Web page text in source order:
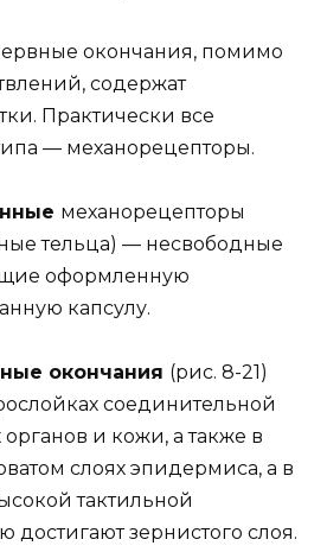
окончания, помимо
содержат
Практически все
— механорецепторы.
механорецепторы
тельца) — несвободные
оформленную
капсулу.
окончания (рис. 8-21)
соединительной
и кожи, а также в
слоях эпидермиса, а в
тактильной
достигают зернистого слоя.